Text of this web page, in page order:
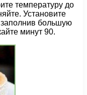
температуру до
Установите
большую
минут 90.